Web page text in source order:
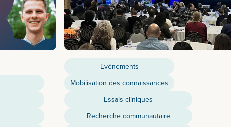
Evénements
Mobilisation des connaissances
Essais cliniques
Recherche communautaire